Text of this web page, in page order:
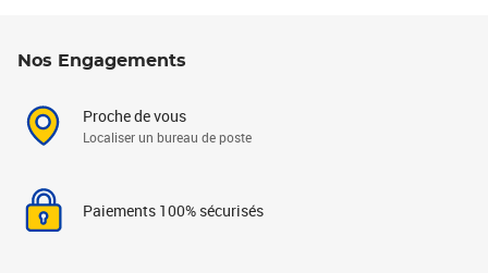
Nos Engagements
Proche de vous
Localiser un bureau de poste
Paiements 100% sécurisés